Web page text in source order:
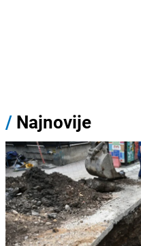
/ Najnovije